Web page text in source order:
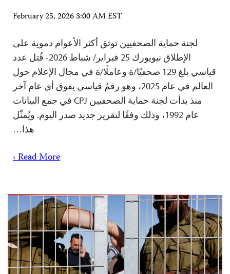
February 25, 2026 3:00 AM EST
لجنة حماية الصحفيين توثق أكثر الأعوام دموية على
الإطلاق نيويورك 25 فبراير/ شباط 2026- قُتل عدد
قياسي بلغ 129 صحفيًا/ة وعاملًا/ة في مجال الإعلام حول
العالم في عام 2025، وهو رقمٌ قياسي يفوق أي عام آخر
منذ بدأت لجنة حماية الصحفيين CPJ في جمع البيانات
عام 1992، وذلك وفقًا لتقرير جديد صدر اليوم. ويُمثّل
هذا…
Read More ›